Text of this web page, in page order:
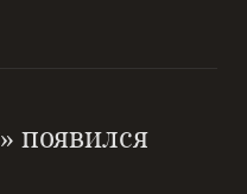
появился